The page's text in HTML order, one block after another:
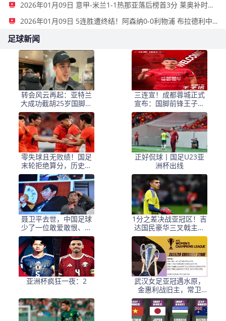
2026年01月09日 意甲-米兰1-1热那亚落后榜首3分 莱奥补时绝平普利西奇进球被吹
2026年01月09日 5连胜遭终结！阿森纳0-0利物浦 布拉德利中框+伤退因卡皮耶伤退
足球新闻
转会风云再起：亚特兰
大成功截胡25岁国脚，
罗马快速锁定18岁新星
前锋
三连宣！成都蓉城正式
宣布：国脚前锋王子铭
加盟球队
零失球且无败绩！国足
末轮拒绝算分，历史首
次进入8强
正好侃球丨国足U23亚
洲杯出线
聂卫平去世，中国足球
少了一位敢爱敢恨、敢
说真话的球迷
1分之差决战亚冠区！吉
达国民豪华三叉戟主场
围剿布赖代，5连杀零封
魔咒延续？
亚洲杯疯狂一夜：2
武汉女足亚冠遇水原，
金惠利战旧主，常卫
魏、外援离队，主场武
体